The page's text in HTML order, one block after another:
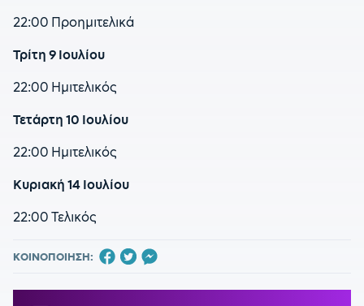
22:00 Προημιτελικά
Τρίτη 9 Ιουλίου
22:00 Ημιτελικός
Τετάρτη 10 Ιουλίου
22:00 Ημιτελικός
Κυριακή 14 Ιουλίου
22:00 Τελικός
ΚΟΙΝΟΠΟΙΗΣΗ: